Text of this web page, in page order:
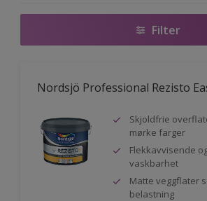
Filter
Nordsjö Professional Rezisto
Skjoldfrie
mørke farger
Flekkavvisende
vaskbarhet
Matte veggflater
belastning